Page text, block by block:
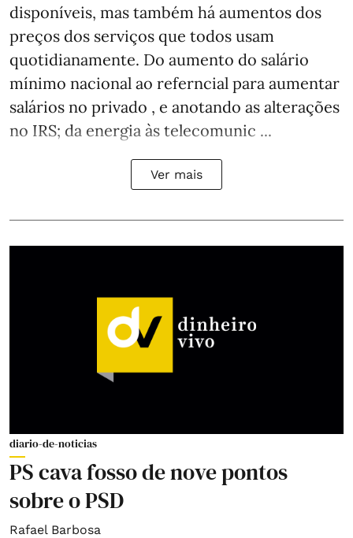
disponíveis, mas também há aumentos dos
preços dos serviços que todos usam
quotidianamente. Do aumento do salário
mínimo nacional ao referncial para aumentar
salários no privado , e anotando as alterações
no IRS; da energia às telecomunic ...
Ver mais
diario-de-noticias
PS cava fosso de nove pontos
sobre o PSD
Rafael Barbosa